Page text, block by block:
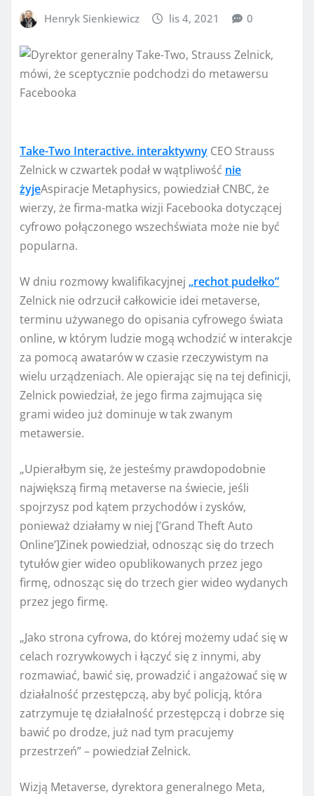
Henryk Sienkiewicz lis 4, 2021 0
Take-Two Interactive. interaktywny CEO Strauss
Zelnick w czwartek podał w wątpliwość nie
żyjeAspiracje Metaphysics, powiedział CNBC, że
wierzy, że firma-matka wizji Facebooka dotyczącej
cyfrowo połączonego wszechświata może nie być
popularna.
W dniu rozmowy kwalifikacyjnej „rechot pudełko”
Zelnick nie odrzucił całkowicie idei metaverse,
terminu używanego do opisania cyfrowego świata
online, w którym ludzie mogą wchodzić w interakcje
za pomocą awatarów w czasie rzeczywistym na
wielu urządzeniach. Ale opierając się na tej definicji,
Zelnick powiedział, że jego firma zajmująca się
grami wideo już dominuje w tak zwanym
metawersie.
„Upierałbym się, że jesteśmy prawdopodobnie
największą firmą metaverse na świecie, jeśli
spojrzysz pod kątem przychodów i zysków,
ponieważ działamy w niej [’Grand Theft Auto
Online’]Zinek powiedział, odnosząc się do trzech
tytułów gier wideo opublikowanych przez jego
firmę, odnosząc się do trzech gier wideo wydanych
przez jego firmę.
„Jako strona cyfrowa, do której możemy udać się w
celach rozrywkowych i łączyć się z innymi, aby
rozmawiać, bawić się, prowadzić i angażować się w
działalność przestępczą, aby być policją, która
zatrzymuje tę działalność przestępczą i dobrze się
bawić po drodze, już nad tym pracujemy
przestrzeń” – powiedział Zelnick.
Wizją Metaverse, dyrektora generalnego Meta,